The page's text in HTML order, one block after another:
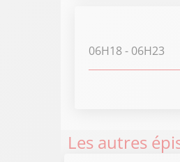
06H18- 06H23
Les autres